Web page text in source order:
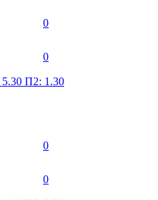
0
0
П2: 1.30
0
0